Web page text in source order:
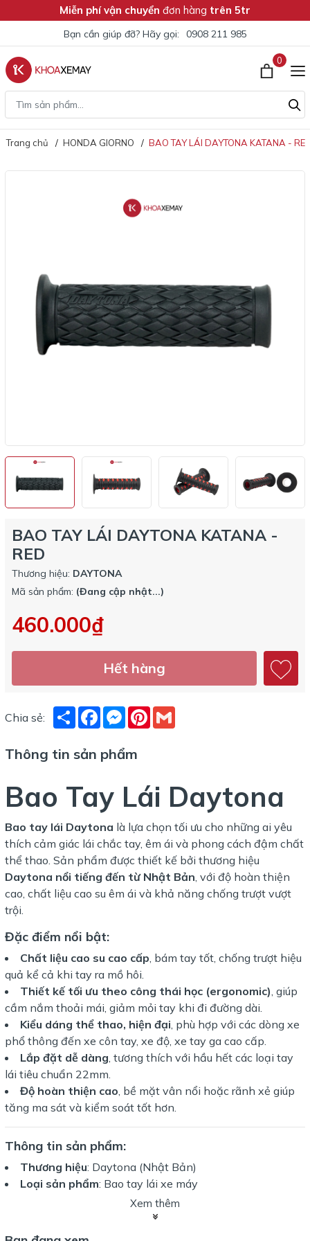
Miễn phí vận chuyển đơn hàng trên 5tr
Bạn cần giúp đỡ? Hãy gọi: 0908 211 985
0
Trang chủ HONDA GIORNO BAO TAY LÁI DAYTONA KATANA -
BAO TAY LÁI DAYTONA KATANA -
RED
Thương hiệu: DAYTONA
Mã sản phẩm: (Đang cập nhật...)
460.000₫
Hết hàng
Chia sẻ: ShareFacebookMessenger
Pinterest
Thông tin sản phẩm
Bao Tay Lái Daytona
Bao tay lái Daytona là lựa chọn tối ưu cho những ai yêu
thích cảm giác lái chắc tay, êm ái và phong cách đậm chất
thể thao. Sản phẩm được thiết kế bởi thương hiệu
Daytona nổi tiếng đến từ Nhật Bản , với độ hoàn thiện
cao, chất liệu cao su êm ái và khả năng chống trượt vượt
trội.
Đặc điểm nổi bật:
Chất liệu cao su cao cấp , bám tay tốt, chống trượt hiệu
quả kể cả khi tay ra mồ hôi.
Thiết kế tối ưu theo công thái học (ergonomic) , giúp
cầm nắm thoải mái, giảm mỏi tay khi đi đường dài.
Kiểu dáng thể thao, hiện đại , phù hợp với các dòng xe
phổ thông đến xe côn tay, xe độ, xe tay ga cao cấp.
Lắp đặt dễ dàng , tương thích với hầu hết các loại tay
lái tiêu chuẩn 22mm.
Độ hoàn thiện cao , bề mặt vân nổi hoặc rãnh xẻ giúp
tăng ma sát và kiểm soát tốt hơn.
Thông tin sản phẩm:
Thương hiệu: Daytona (Nhật Bản)
Loại sản phẩm: Bao tay lái xe máy
: Cao su tổng hợp cao cấp
: Khoảng 120–130mm
Đường kính trong
Xem thêm